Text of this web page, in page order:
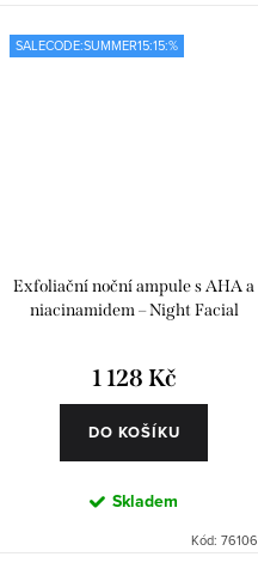
SALECODE:SUMMER15:15:%
Exfoliační noční ampule s AHA a
niacinamidem – Night Facial
1 128 Kč
DO KOŠÍKU
Skladem
Kód: 76106